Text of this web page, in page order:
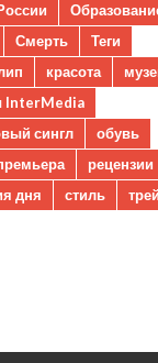
Смерть
Теги
красота
InterMedia
сингл
обувь
рецензии
дня стиль